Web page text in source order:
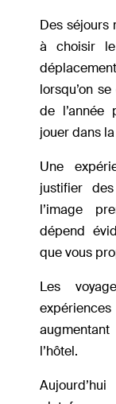
Des séjours
à choisir
lorsqu’on
de l’année
jouer dans
Une
justifier
l’image
dépend
que vous
Les
l’hôtel.